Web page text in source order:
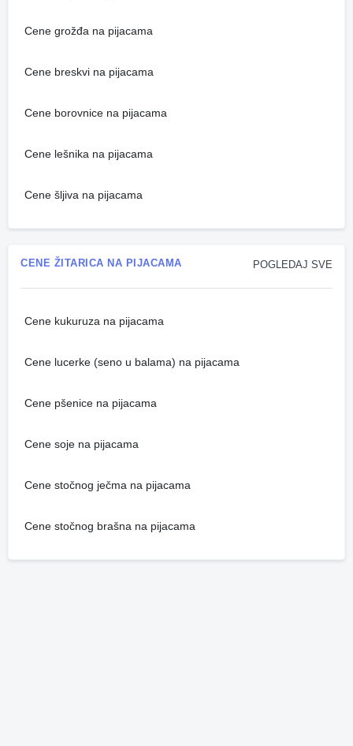
Cene grožđa na pijacama
Cene breskvi na pijacama
Cene borovnice na pijacama
Cene lešnika na pijacama
Cene šljiva na pijacama
POGLEDAJ SVE
CENE ŽITARICA NA PIJACAMA
Cene kukuruza na pijacama
Cene lucerke (seno u balama) na pijacama
Cene pšenice na pijacama
Cene soje na pijacama
Cene stočnog ječma na pijacama
Cene stočnog brašna na pijacama